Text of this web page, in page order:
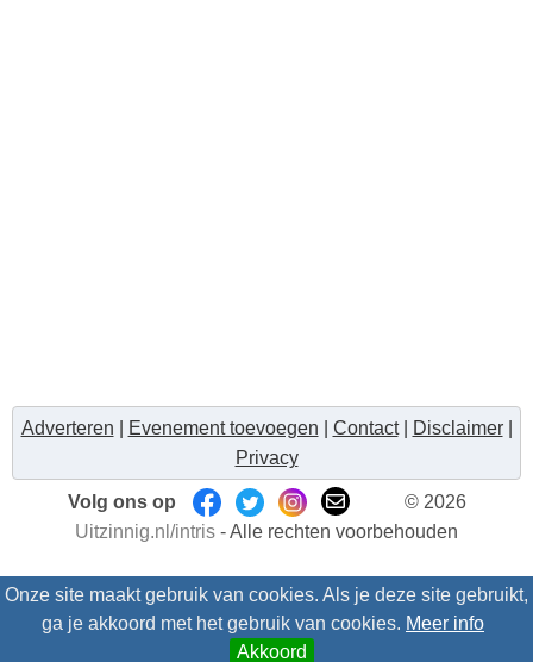
Onze site maakt gebruik van cookies. Als je deze site gebruikt,
ga je akkoord met het gebruik van cookies. Meer info
Akkoord
Adverteren Evenement toevoegen Contact| Disclaimer|
Privacy
Volg ons op
© 2026
Uitzinnig.nl/intris - Alle rechten voorbehouden